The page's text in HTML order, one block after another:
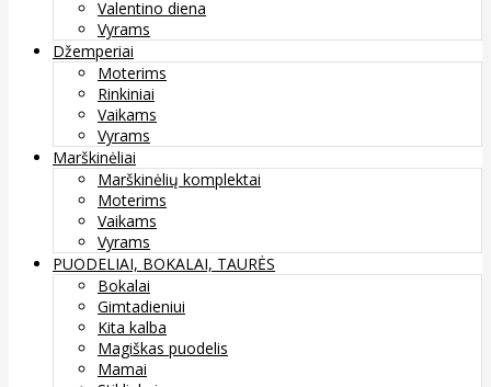
Valentino diena
Vyrams
Džemperiai
Moterims
Rinkiniai
Vaikams
Vyrams
Marškinėliai
Marškinėlių komplektai
Moterims
Vaikams
Vyrams
PUODELIAI, BOKALAI, TAURĖS
Bokalai
Gimtadieniui
Kita kalba
Magiškas puodelis
Mamai